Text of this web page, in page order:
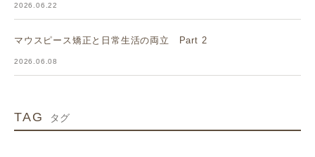
2026.06.22
マウスピース矯正と日常生活の両立 Part 2
2026.06.08
TAG タグ